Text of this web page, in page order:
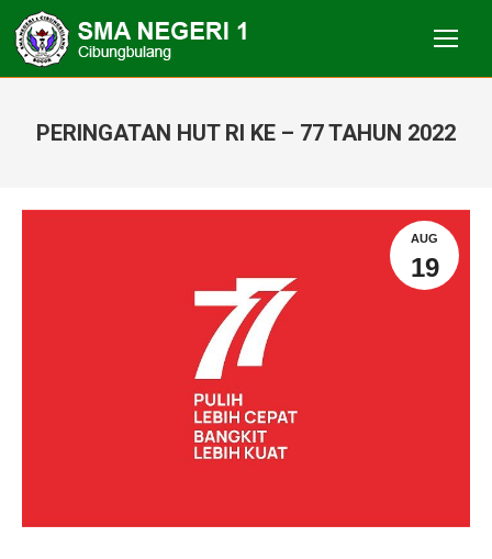
PERINGATAN HUT RI KE – 77 TAHUN 2022
AUG
19